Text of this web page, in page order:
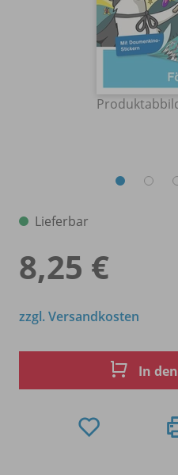
Lieferbar
8,25 €
zzgl. Versandkosten
In